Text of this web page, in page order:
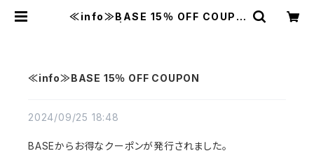
≪info≫BASE 15％ OFF COUPO
≪info≫BASE 15％ OFF COUPON
2024/09/25 18:48
BASEからお得なクーポンが発行されました。